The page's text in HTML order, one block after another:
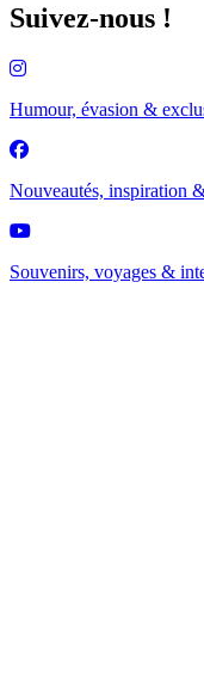
Suivez-nous !
Humour, évasion &
Nouveautés, inspiration
Souvenirs, voyages &